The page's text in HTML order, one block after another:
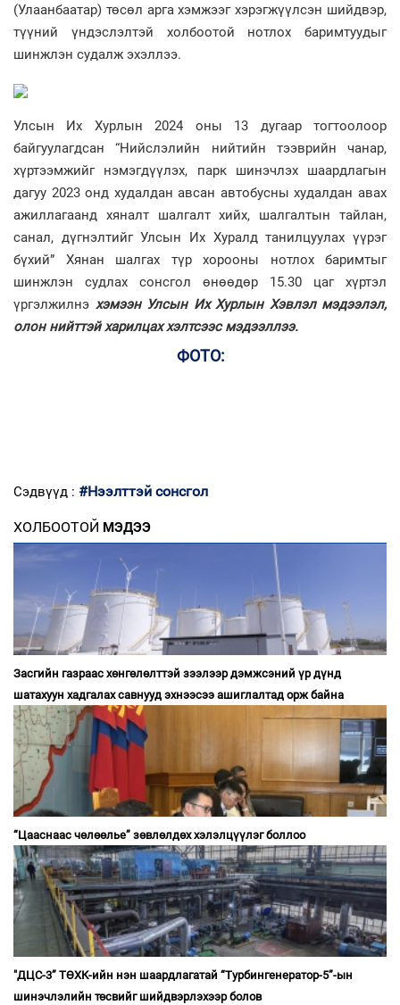
(Улаанбаатар) төсөл арга хэмжээг хэрэгжүүлсэн шийдвэр,
түүний үндэслэлтэй холбоотой нотлох баримтуудыг
шинжлэн судалж эхэллээ.
Улсын Их Хурлын 2024 оны 13 дугаар тогтоолоор
байгуулагдсан “Нийслэлийн нийтийн тээврийн чанар,
хүртээмжийг нэмэгдүүлэх, парк шинэчлэх шаардлагын
дагуу 2023 онд худалдан авсан автобусны худалдан авах
ажиллагаанд хяналт шалгалт хийх, шалгалтын тайлан,
санал, дүгнэлтийг Улсын Их Хуралд танилцуулах үүрэг
бүхий” Хянан шалгах түр хорооны нотлох баримтыг
шинжлэн судлах сонсгол өнөөдөр 15.30 цаг хүртэл
үргэлжилнэ хэмээн Улсын Их Хурлын Хэвлэл мэдээлэл,
олон нийттэй харилцах хэлтсээс мэдээллээ.
ФОТО:
Сэдвүүд : #Нээлттэй сонсгол
ХОЛБООТОЙ МЭДЭЭ
Засгийн газраас хөнгөлөлттэй зээлээр дэмжсэний үр дүнд
шатахуун хадгалах савнууд эхнээсээ ашиглалтад орж байна
“Цааснаас чөлөөлье” зөвлөлдөх хэлэлцүүлэг боллоо
"ДЦС-3” ТӨХК-ийн нэн шаардлагатай “Турбингенератор-5”-ын
шинэчлэлийн төсвийг шийдвэрлэхээр болов